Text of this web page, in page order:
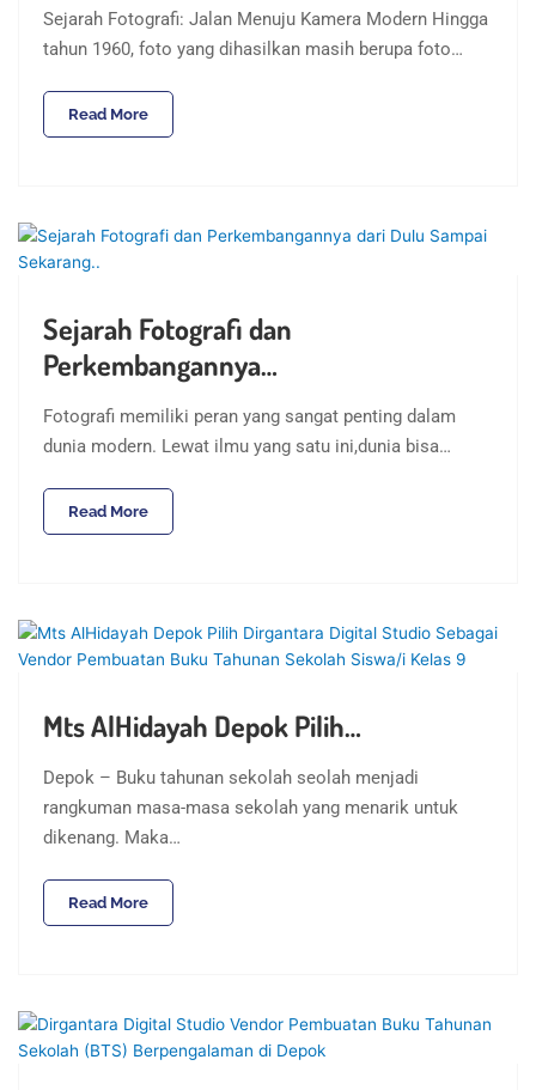
Sejarah Fotografi: Jalan Menuju Kamera Modern Hingga
tahun 1960, foto yang dihasilkan masih berupa foto…
Read More
Sejarah Fotografi dan
Perkembangannya…
Fotografi memiliki peran yang sangat penting dalam
dunia modern. Lewat ilmu yang satu ini,dunia bisa…
Read More
Mts AlHidayah Depok Pilih…
Depok – Buku tahunan sekolah seolah menjadi
rangkuman masa-masa sekolah yang menarik untuk
dikenang. Maka…
Read More